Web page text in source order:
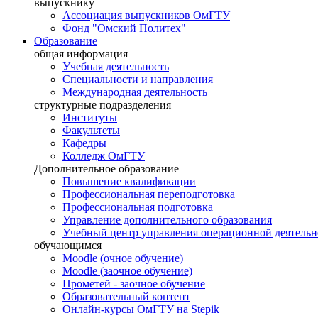
выпускнику
Ассоциация выпускников ОмГТУ
Фонд "Омский Политех"
Образование
общая информация
Учебная деятельность
Специальности и направления
Международная деятельность
структурные подразделения
Институты
Факультеты
Кафедры
Колледж ОмГТУ
Дополнительное образование
Повышение квалификации
Профессиональная переподготовка
Профессиональная подготовка
Управление дополнительного образования
Учебный центр управления операционной
обучающимся
Moodle (очное обучение)
Moodle (заочное обучение)
Прометей - заочное обучение
Образовательный контент
Онлайн-курсы ОмГТУ на Stepik